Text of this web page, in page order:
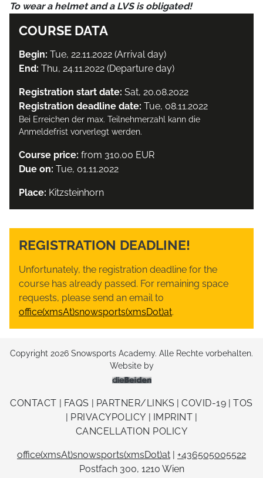
To wear a helmet and a LVS is obligated!
COURSE DATA
Begin: Tue, 22.11.2022 (Arrival day)
End: Thu, 24.11.2022 (Departure day)
Registration start date: Sat, 20.08.2022
Registration deadline date: Tue, 08.11.2022
Bei Erreichen der max. Teilnehmerzahl kann die
Anmeldefrist vorverlegt werden.
Course price: from 310.00 EUR
Due on: Tue, 01.11.2022
Place: Kitzsteinhorn
REGISTRATION DEADLINE!
Unfortunately, the registration deadline for the
course has already passed. For remaining space
requests, please send an email to
office(xmsAt)snowsports(xmsDot)at.
Copyright 2026 Snowsports Academy. Alle Rechte vorbehalten.
Website by
dieBeiden
CONTACT | FAQS | PARTNER/LINKS | COVID-19 | TOS
| PRIVACYPOLICY | IMPRINT |
CANCELLATION POLICY
office(xmsAt)snowsports(xmsDot)at | +436505005522
Postfach 300, 1210 Wien